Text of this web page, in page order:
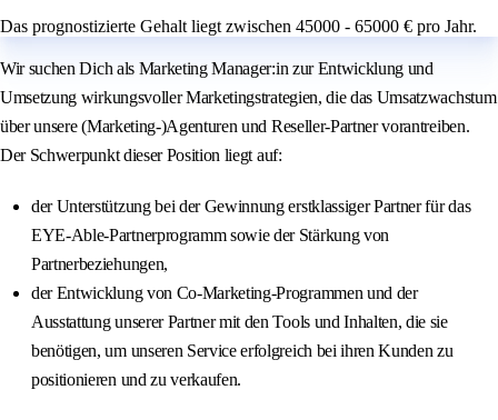
Das prognostizierte Gehalt liegt zwischen 45000 - 65000 € pro Jahr.
Wir suchen Dich als Marketing Manager:in zur Entwicklung und
Umsetzung wirkungsvoller Marketingstrategien, die das Umsatzwachstum
über unsere (Marketing-)Agenturen und Reseller-Partner vorantreiben.
Der Schwerpunkt dieser Position liegt auf:
der Unterstützung bei der Gewinnung erstklassiger Partner für das
EYE-Able-Partnerprogramm sowie der Stärkung von
Partnerbeziehungen,
der Entwicklung von Co-Marketing-Programmen und der
Ausstattung unserer Partner mit den Tools und Inhalten, die sie
benötigen, um unseren Service erfolgreich bei ihren Kunden zu
positionieren und zu verkaufen.